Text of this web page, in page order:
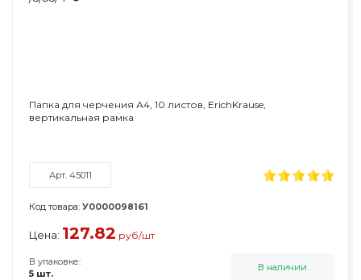
Папка для черчения А4, 10 листов, ErichKrause,
вертикальная рамка
Арт. 45011
Код товара: У0000098161
Цена: 127.82 руб/шт
В упаковке:
5 шт.
В наличии